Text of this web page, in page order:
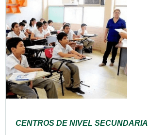
CENTROS DE NIVEL SECUNDARIA